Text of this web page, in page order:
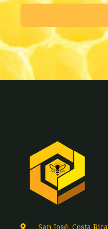
San José, Costa Rica